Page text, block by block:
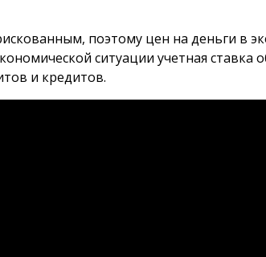
поэтому цен на деньги в
ситуации учетная ставка
и кредитов.